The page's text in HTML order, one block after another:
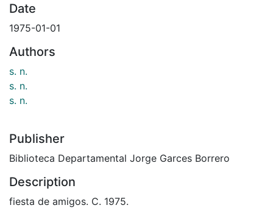
Date
1975-01-01
Authors
s. n.
s. n.
s. n.
Publisher
Biblioteca Departamental Jorge Garces Borrero
Description
fiesta de amigos. C. 1975.